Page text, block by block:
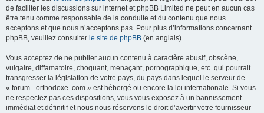
de faciliter les discussions sur internet et phpBB Limited ne peut en aucun cas
être tenu comme responsable de la conduite et du contenu que nous
acceptons et que nous n’acceptons pas. Pour plus d’informations concernant
phpBB, veuillez consulter le site de phpBB (en anglais).
Vous acceptez de ne publier aucun contenu à caractère abusif, obscène,
vulgaire, diffamatoire, choquant, menaçant, pornographique, etc. qui pourrait
transgresser la législation de votre pays, du pays dans lequel le serveur de
« forum - orthodoxe .com » est hébergé ou encore la loi internationale. Si vous
ne respectez pas ces dispositions, vous vous exposez à un bannissement
immédiat et définitif et nous nous réservons le droit d’avertir votre fournisseur